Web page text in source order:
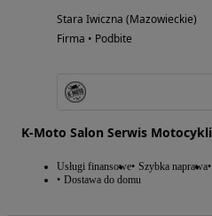
Stara Iwiczna (Mazowieckie)
Firma • Podbite
K-Moto Salon Serwis Motocykli
Usługi finansowe Szybka naprawa
Dostawa do domu